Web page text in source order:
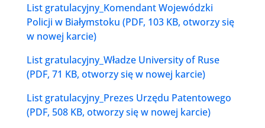
List gratulacyjny_Komendant Wojewódzki
Policji w Białymstoku (PDF, 103 KB, otworzy się
w nowej karcie)
List gratulacyjny_Władze University of Ruse
(PDF, 71 KB, otworzy się w nowej karcie)
List gratulacyjny_Prezes Urzędu Patentowego
(PDF, 508 KB, otworzy się w nowej karcie)